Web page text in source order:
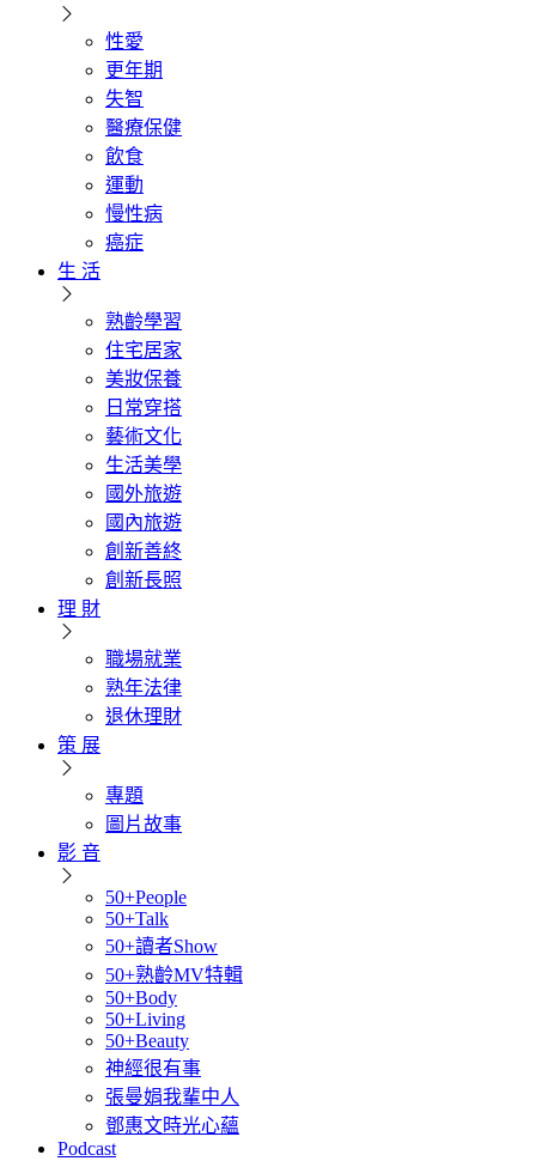
性愛
更年期
失智
醫療保健
飲食
運動
慢性病
癌症
生 活
熟齡學習
住宅居家
美妝保養
日常穿搭
藝術文化
生活美學
國外旅遊
國內旅遊
創新善終
創新長照
理 財
職場就業
熟年法律
退休理財
策 展
專題
圖片故事
影 音
50+People
50+Talk
50+讀者Show
50+熟齡MV特輯
50+Body
50+Living
50+Beauty
神經很有事
張曼娟我輩中人
鄧惠文時光心蘊
Podcast